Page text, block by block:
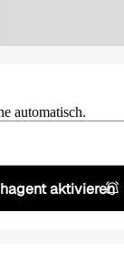
automatisch.
aktivieren